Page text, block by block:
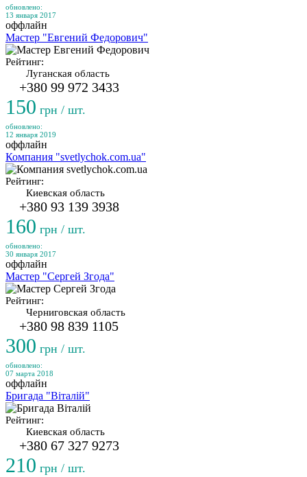
обновлено:
13 января 2017
оффлайн
Мастер "Евгений Федорович"
Рейтинг:
Луганская область
+380 99 972 3433
150 грн / шт.
обновлено:
12 января 2019
оффлайн
Компания "svetlychok.com.ua"
Рейтинг:
Киевская область
+380 93 139 3938
160 грн / шт.
обновлено:
30 января 2017
оффлайн
Мастер "Сергей Згода"
Рейтинг:
Черниговская область
+380 98 839 1105
300 грн / шт.
обновлено:
07 марта 2018
оффлайн
Бригада "Віталій"
Рейтинг:
Киевская область
+380 67 327 9273
210 грн / шт.